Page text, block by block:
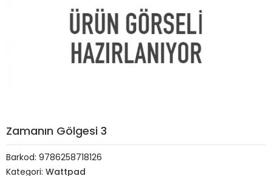
Zamanın Gölgesi 3
Barkod: 9786258718126
Kategori: Wattpad